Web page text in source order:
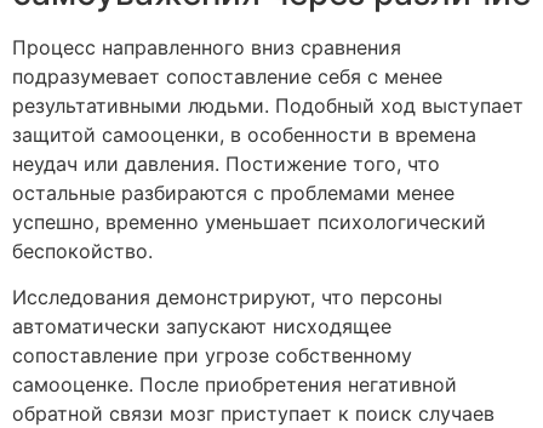
Процесс направленного вниз сравнения
подразумевает сопоставление себя с менее
результативными людьми. Подобный ход выступает
защитой самооценки, в особенности в времена
неудач или давления. Постижение того, что
остальные разбираются с проблемами менее
успешно, временно уменьшает психологический
беспокойство.
Исследования демонстрируют, что персоны
автоматически запускают нисходящее
сопоставление при угрозе собственному
самооценке. После приобретения негативной
обратной связи мозг приступает к поиск случаев